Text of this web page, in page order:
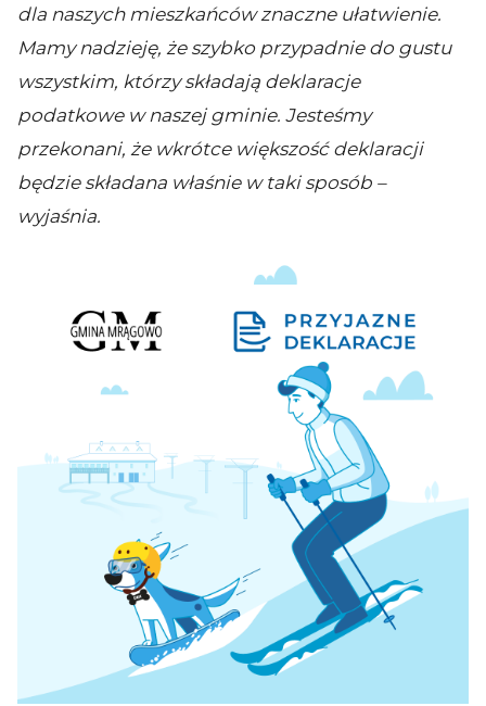
dla naszych mieszkańców znaczne ułatwienie.
Mamy nadzieję, że szybko przypadnie do gustu
wszystkim, którzy składają deklaracje
podatkowe w naszej gminie. Jesteśmy
przekonani, że wkrótce większość deklaracji
będzie składana właśnie w taki sposób –
wyjaśnia.